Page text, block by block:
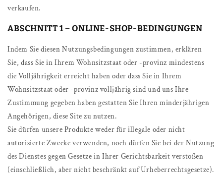
verkaufen.
ABSCHNITT 1 – ONLINE-SHOP-BEDINGUNGEN
Indem Sie diesen Nutzungsbedingungen zustimmen, erklären
Sie, dass Sie in Ihrem Wohnsitzstaat oder -provinz mindestens
die Volljährigkeit erreicht haben oder dass Sie in Ihrem
Wohnsitzstaat oder -provinz volljährig sind und uns Ihre
Zustimmung gegeben haben gestatten Sie Ihren minderjährigen
Angehörigen, diese Site zu nutzen.
Sie dürfen unsere Produkte weder für illegale oder nicht
autorisierte Zwecke verwenden, noch dürfen Sie bei der Nutzung
des Dienstes gegen Gesetze in Ihrer Gerichtsbarkeit verstoßen
(einschließlich, aber nicht beschränkt auf Urheberrechtsgesetze).